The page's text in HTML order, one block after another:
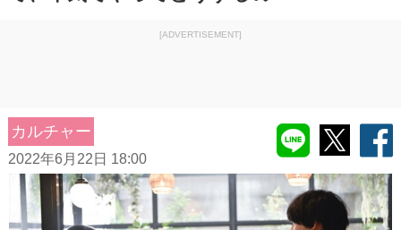
[ADVERTISEMENT]
カルチャー
2022年6月22日 18:00